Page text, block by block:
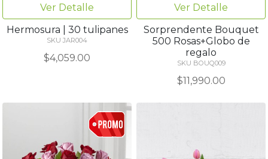
Ver Detalle
Hermosura | 30 tulipanes
SKU JAR004
$4,059.00
Ver Detalle
Sorprendente Bouquet
500 Rosas+Globo de
regalo
SKU BOUQ009
$11,990.00